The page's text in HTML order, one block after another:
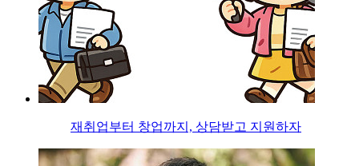
재취업부터 창업까지, 상담받고 지원하자